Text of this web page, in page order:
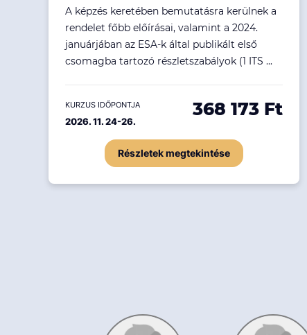
A képzés keretében bemutatásra kerülnek a
rendelet főbb előírásai, valamint a 2024.
januárjában az ESA-k által publikált első
csomagba tartozó részletszabályok (1 ITS ...
KURZUS IDŐPONTJA
2026. 11. 24-26.
368 173 Ft
Részletek megtekintése